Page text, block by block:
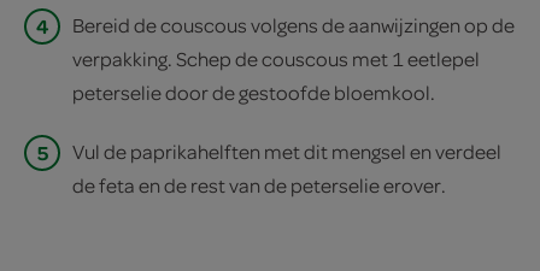
4
Bereid de couscous volgens de aanwijzingen op de
verpakking. Schep de couscous met 1 eetlepel
peterselie door de gestoofde bloemkool.
5
Vul de paprikahelften met dit mengsel en verdeel
de feta en de rest van de peterselie erover.